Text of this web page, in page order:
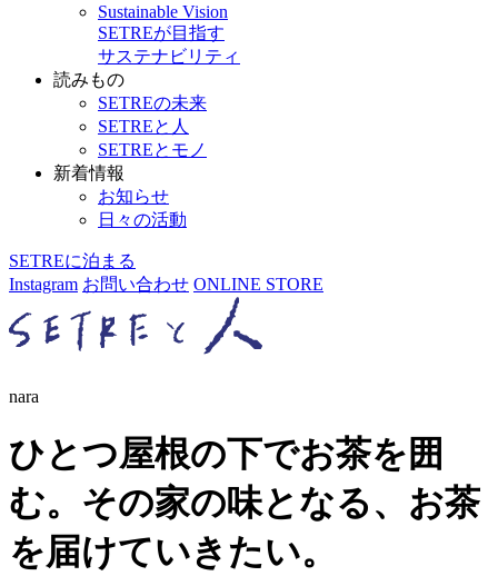
Sustainable Vision
SETREが目指す
サステナビリティ
読みもの
SETREの未来
SETREと人
SETREとモノ
新着情報
お知らせ
日々の活動
SETREに泊まる
Instagram お問い合わせ ONLINE STORE
nara
ひとつ屋根の下でお茶を囲
む。その家の味となる、お茶
を届けていきたい。